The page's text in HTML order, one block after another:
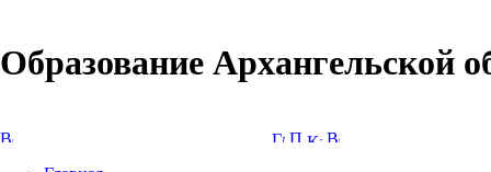
Образование Архангельской